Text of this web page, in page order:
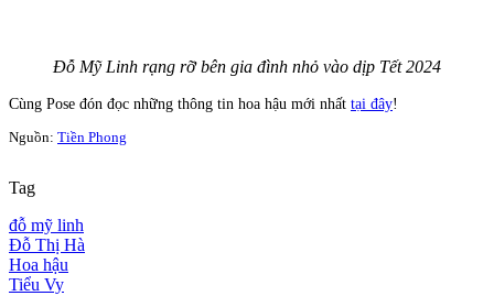
Đỗ Mỹ Linh rạng rỡ bên gia đình nhỏ vào dịp Tết 2024
Cùng Pose đón đọc những thông tin hoa hậu mới nhất tại đây!
Nguồn: Tiền Phong
Tag
đỗ mỹ linh
Đỗ Thị Hà
Hoa hậu
Tiểu Vy